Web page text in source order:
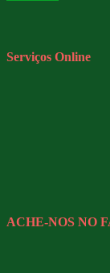
Serviços Online
ACHE-NOS NO